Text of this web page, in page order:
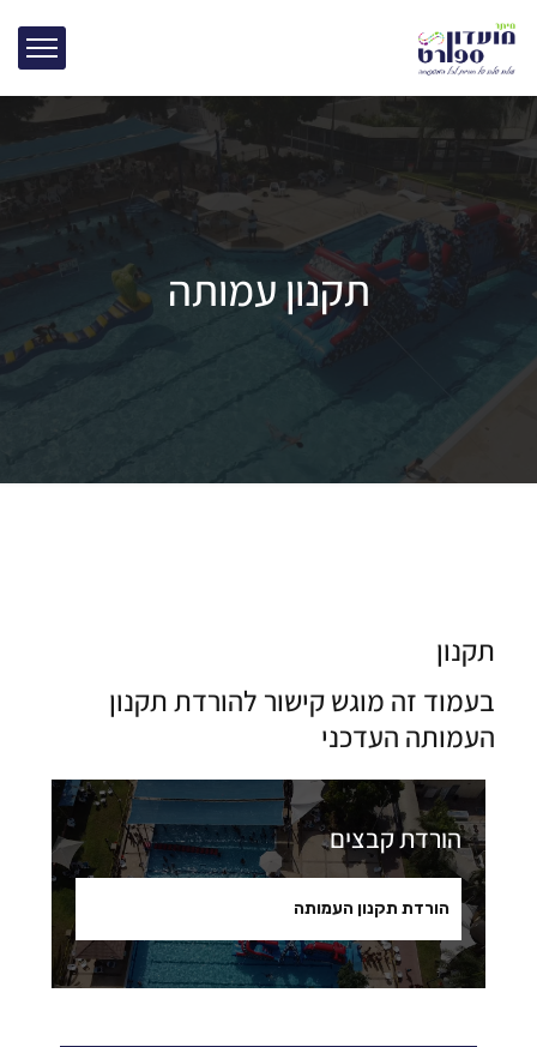
תקנון עמותה
תקנון
בעמוד זה מוגש קישור להורדת תקנון
העמותה העדכני
הורדת קבצים
הורדת תקנון העמותה